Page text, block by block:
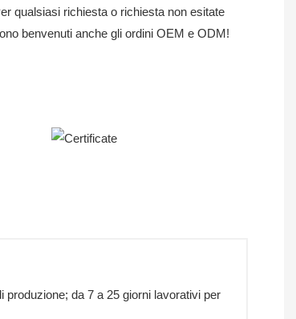
qualsiasi richiesta o richiesta non esitate
benvenuti anche gli ordini OEM e ODM!
da 7 a 25 giorni lavorativi per